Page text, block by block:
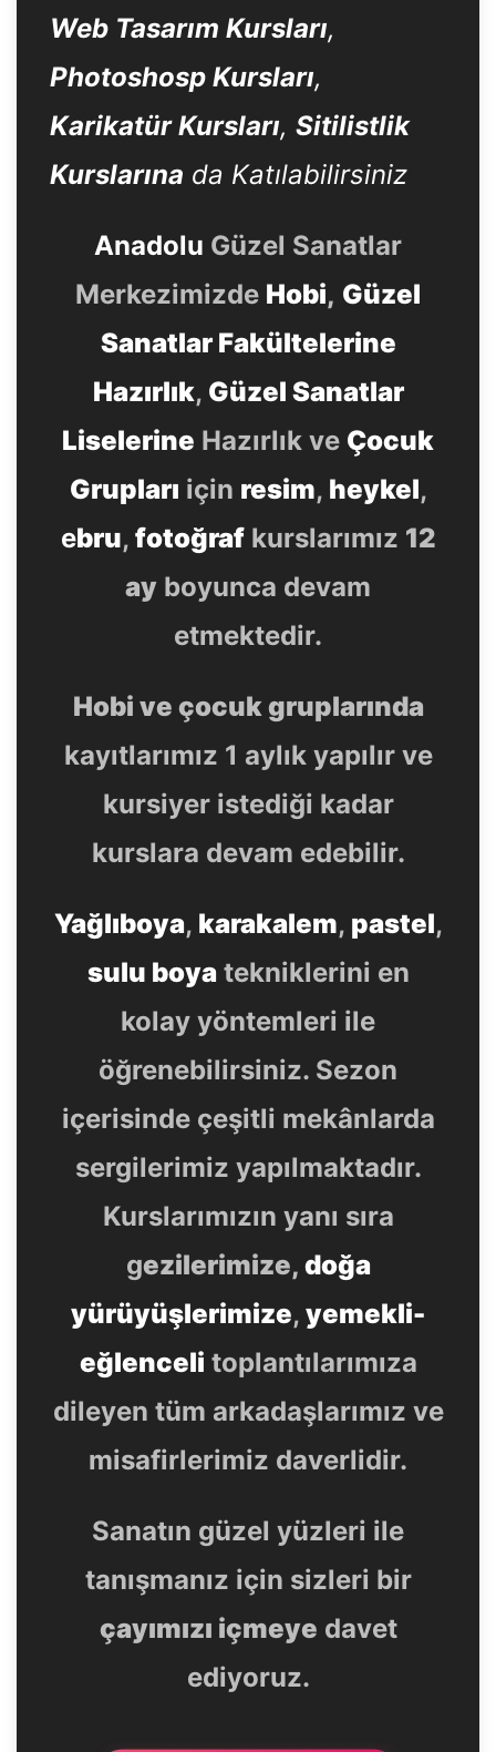
Web Tasarım Kursları,
Photoshosp Kursları,
Karikatür Kursları, Sitilistlik
Kurslarına da Katılabilirsiniz
Anadolu Güzel Sanatlar
Merkezimizde Hobi, Güzel
Sanatlar Fakültelerine
Hazırlık, Güzel Sanatlar
Liselerine Hazırlık ve Çocuk
Grupları için resim, heykel,
ebru, fotoğrafkurslarımız 12
ay boyunca devam
etmektedir.
Hobi ve çocuk gruplarında
kayıtlarımız 1 aylık yapılır ve
kursiyer istediği kadar
kurslara devam edebilir.
Yağlıboya, karakalem, pastel,
sulu boyatekniklerini en
kolay yöntemleri ile
öğrenebilirsiniz. Sezon
içerisinde çeşitli mekânlarda
sergilerimiz yapılmaktadır.
Kurslarımızın yanı sıra
gezilerimize, doğa
yürüyüşlerimize, yemekli-
eğlenceli toplantılarımıza
dileyen tüm arkadaşlarımız ve
misafirlerimiz daverlidir.
Sanatın güzel yüzleri ile
tanışmanız için sizleri bir
çayımızı içmeye davet
ediyoruz.